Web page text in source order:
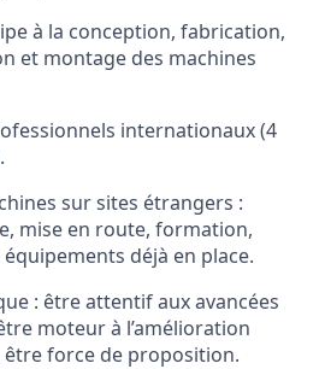
à la conception, fabrication,
et montage des machines
internationaux (4
sur sites étrangers :
mise en route, formation,
déjà en place.
: être attentif aux avancées
moteur à l’amélioration
force de proposition.